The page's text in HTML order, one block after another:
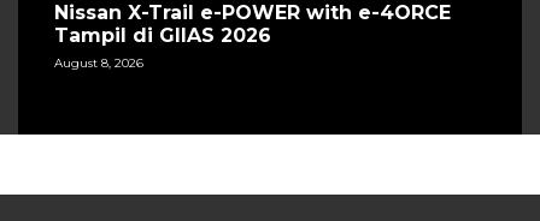
Nissan X-Trail e-POWER with e-4ORCE
Tampil di GIIAS 2026
August 8, 2026